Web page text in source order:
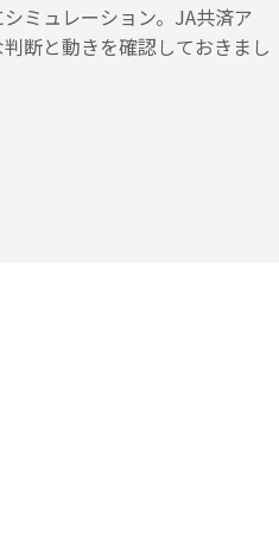
ミュレーション。JA共済ア
断と動きを確認しておきまし